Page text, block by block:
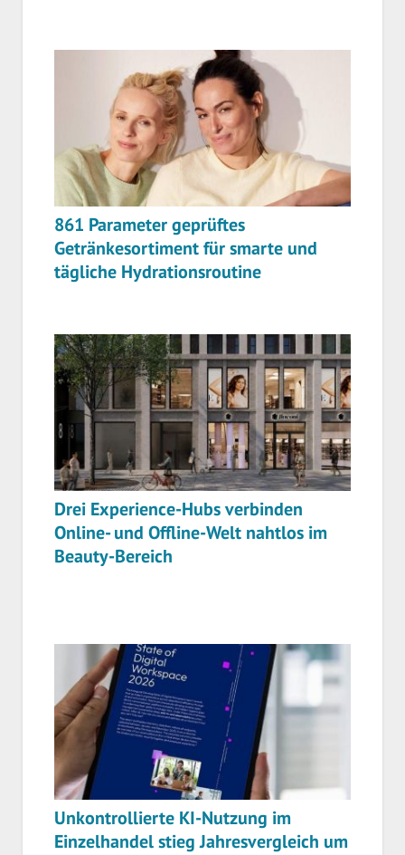
861 Parameter geprüftes
Getränkesortiment für smarte und
tägliche Hydrationsroutine
Drei Experience-Hubs verbinden
Online- und Offline-Welt nahtlos im
Beauty-Bereich
Unkontrollierte KI-Nutzung im
Einzelhandel stieg Jahresvergleich um